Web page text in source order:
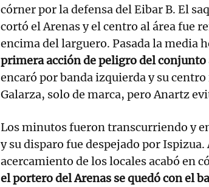
córner por la defensa del Eibar B. El
cortó el Arenas y el centro al área fue
encima del larguero. Pasada la media
primera acción de peligro del
encaró por banda izquierda y su
Galarza, solo de marca, pero Anartz
Los minutos fueron transcurriendo y
y su disparo fue despejado por Ispizua.
acercamiento de los locales acabó en
el portero del Arenas se quedó con el